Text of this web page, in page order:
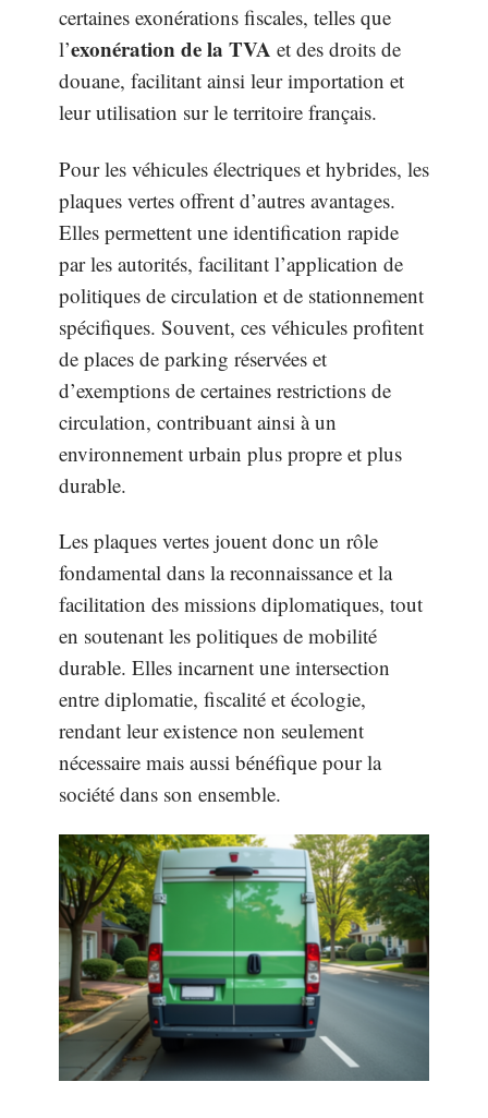
certaines exonérations fiscales, telles que
l’exonération de la TVA et des droits de
douane, facilitant ainsi leur importation et
leur utilisation sur le territoire français.
Pour les véhicules électriques et hybrides, les
plaques vertes offrent d’autres avantages.
Elles permettent une identification rapide
par les autorités, facilitant l’application de
politiques de circulation et de stationnement
spécifiques. Souvent, ces véhicules profitent
de places de parking réservées et
d’exemptions de certaines restrictions de
circulation, contribuant ainsi à un
environnement urbain plus propre et plus
durable.
Les plaques vertes jouent donc un rôle
fondamental dans la reconnaissance et la
facilitation des missions diplomatiques, tout
en soutenant les politiques de mobilité
durable. Elles incarnent une intersection
entre diplomatie, fiscalité et écologie,
rendant leur existence non seulement
nécessaire mais aussi bénéfique pour la
société dans son ensemble.